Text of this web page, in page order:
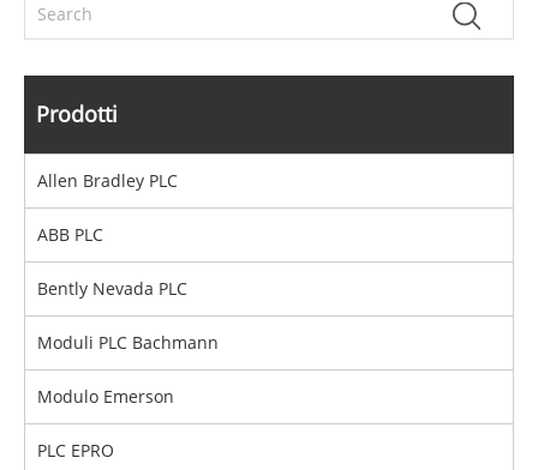
Prodotti
Allen Bradley PLC
ABB PLC
Bently Nevada PLC
Moduli PLC Bachmann
Modulo Emerson
PLC EPRO